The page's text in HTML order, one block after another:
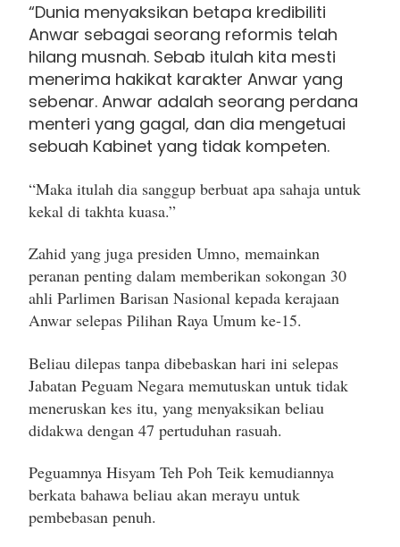
“Dunia menyaksikan betapa kredibiliti
Anwar sebagai seorang reformis telah
hilang musnah. Sebab itulah kita mesti
menerima hakikat karakter Anwar yang
sebenar. Anwar adalah seorang perdana
menteri yang gagal, dan dia mengetuai
sebuah Kabinet yang tidak kompeten.
“Maka itulah dia sanggup berbuat apa sahaja untuk
kekal di takhta kuasa.”
Zahid yang juga presiden Umno, memainkan
peranan penting dalam memberikan sokongan 30
ahli Parlimen Barisan Nasional kepada kerajaan
Anwar selepas Pilihan Raya Umum ke-15.
Beliau dilepas tanpa dibebaskan hari ini selepas
Jabatan Peguam Negara memutuskan untuk tidak
meneruskan kes itu, yang menyaksikan beliau
didakwa dengan 47 pertuduhan rasuah.
Peguamnya Hisyam Teh Poh Teik kemudiannya
berkata bahawa beliau akan merayu untuk
pembebasan penuh.